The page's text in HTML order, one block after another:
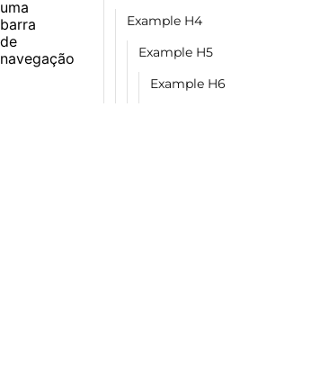
Example H4
Example H5
Example H6